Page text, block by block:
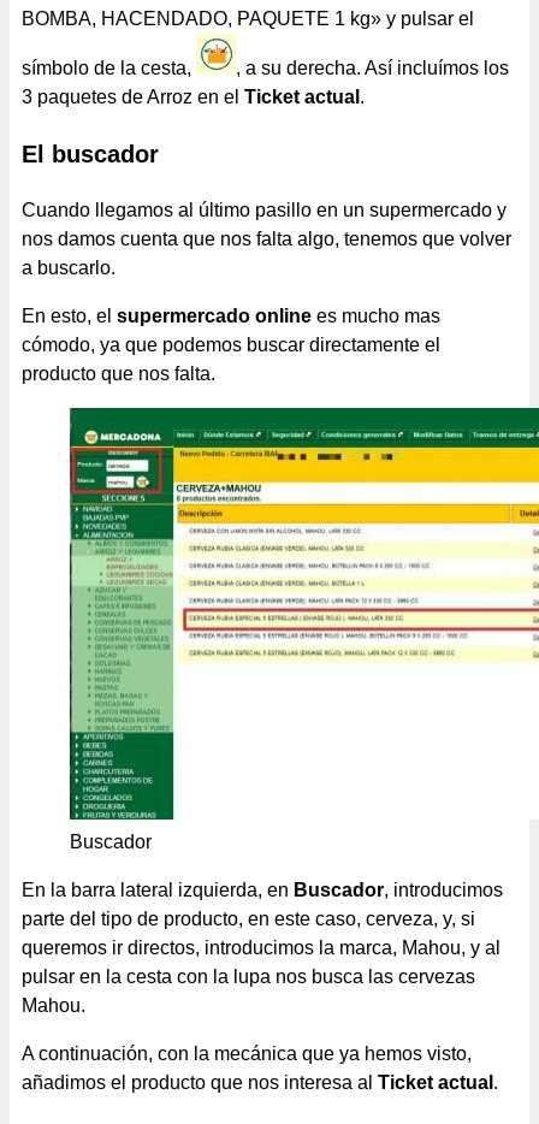
BOMBA, HACENDADO, PAQUETE 1 kg» y pulsar el
símbolo de la cesta,
, a su derecha. Así incluímos los
3 paquetes de Arroz en el Ticket actual .
El buscador
Cuando llegamos al último pasillo en un supermercado y
nos damos cuenta que nos falta algo, tenemos que volver
a buscarlo.
En esto, el supermercado online es mucho mas
cómodo, ya que podemos buscar directamente el
producto que nos falta.
Buscador
En la barra lateral izquierda, en Buscador, introducimos
parte del tipo de producto, en este caso, cerveza, y, si
queremos ir directos, introducimos la marca, Mahou, y al
pulsar en la cesta con la lupa nos busca las cervezas
Mahou.
A continuación, con la mecánica que ya hemos visto,
añadimos el producto que nos interesa al Ticket actual .